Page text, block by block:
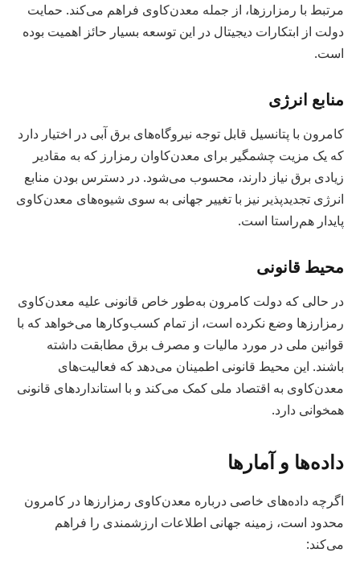
مرتبط با رمزارزها، از جمله معدن‌کاوی فراهم می‌کند. حمایت
دولت از ابتکارات دیجیتال در این توسعه بسیار حائز اهمیت بوده
است.
منابع انرژی
کامرون با پتانسیل قابل توجه نیروگاه‌های برق آبی در اختیار دارد
که یک مزیت چشمگیر برای معدن‌کاوان رمزارز که به مقادیر
زیادی برق نیاز دارند، محسوب می‌شود. در دسترس بودن منابع
انرژی تجدیدپذیر نیز با تغییر جهانی به سوی شیوه‌های معدن‌کاوی
پایدار هم‌راستا است.
محیط قانونی
در حالی که دولت کامرون به‌طور خاص قانونی علیه معدن‌کاوی
رمزارزها وضع نکرده است، از تمام کسب‌وکارها می‌خواهد که با
قوانین ملی در مورد مالیات و مصرف برق مطابقت داشته
باشند. این محیط قانونی اطمینان می‌دهد که فعالیت‌های
معدن‌کاوی به اقتصاد ملی کمک می‌کند و با استانداردهای قانونی
همخوانی دارد.
داده‌ها و آمارها
اگرچه داده‌های خاصی درباره معدن‌کاوی رمزارزها در کامرون
محدود است، زمینه جهانی اطلاعات ارزشمندی را فراهم
می‌کند: